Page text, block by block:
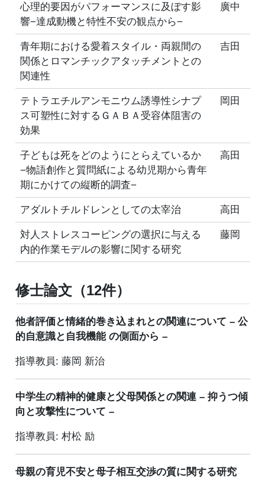
心理的要因がパフォーマンスに及ぼす影
響−達成動機と特性不安の観点から−
廣中
青年期における愛着スタイル・両親間の
関係とロマンチックアタッチメントとの
関連性
吉田
テトラエチルアンモニウム誘導性シナプ
ス可塑性に対するＧＡＢＡ受容体阻害の
効果
岡田
子どもは死をどのようにとらえているか
−物語創作と質問紙による幼児期から青年
期にかけての縦断的調査−
高田
アダルトチルドレンとしての太宰治 高田
対人ストレスコーピングの選択に与える
内的作業モデルの影響に関する研究
藤岡
修士論文（12件）
他者評価と情緒的巻き込まれとの関連について – 公
的自意識と自我機能 の側面から –
指導教員: 藤岡 新治
中学生の精神的健康と父母関係との関連 – 抑うつ傾
向と攻撃性について –
指導教員: 村松 励
母親の育児不安と母子相互交渉の質に関する研究